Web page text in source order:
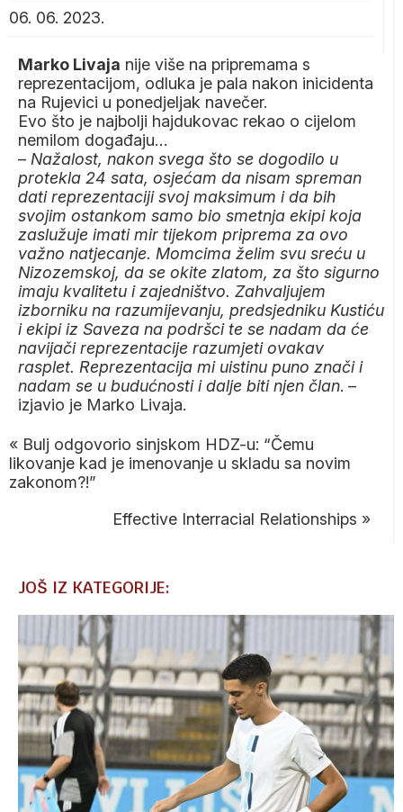
06. 06. 2023.
Marko Livaja nije više na pripremama s
reprezentacijom, odluka je pala nakon inicidenta
na Rujevici u ponedjeljak navečer.
Evo što je najbolji hajdukovac rekao o cijelom
nemilom događaju…
– Nažalost, nakon svega što se dogodilo u
protekla 24 sata, osjećam da nisam spreman
dati reprezentaciji svoj maksimum i da bih
svojim ostankom samo bio smetnja ekipi koja
zaslužuje imati mir tijekom priprema za ovo
važno natjecanje. Momcima želim svu sreću u
Nizozemskoj, da se okite zlatom, za što sigurno
imaju kvalitetu i zajedništvo. Zahvaljujem
izborniku na razumijevanju, predsjedniku Kustiću
i ekipi iz Saveza na podršci te se nadam da će
navijači reprezentacije razumjeti ovakav
rasplet. Reprezentacija mi uistinu puno znači i
nadam se u budućnosti i dalje biti njen član. –
izjavio je Marko Livaja.
« Bulj odgovorio sinjskom HDZ-u: “Čemu
likovanje kad je imenovanje u skladu sa novim
zakonom?!”
Effective Interracial Relationships »
JOŠ IZ KATEGORIJE: